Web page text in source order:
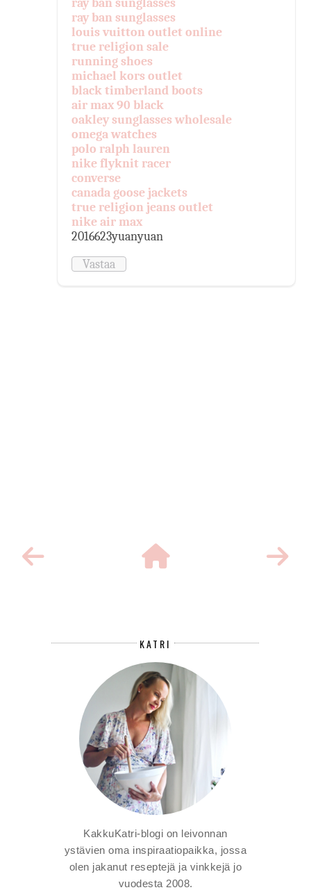
ray ban sunglasses
ray ban sunglasses
louis vuitton outlet online
true religion sale
running shoes
michael kors outlet
black timberland boots
air max 90 black
oakley sunglasses wholesale
omega watches
polo ralph lauren
nike flyknit racer
converse
canada goose jackets
true religion jeans outlet
nike air max
2016623yuanyuan
Vastaa
KATRI
KakkuKatri-blogi on leivonnan
ystävien oma inspiraatiopaikka, jossa
olen jakanut reseptejä ja vinkkejä jo
vuodesta 2008.